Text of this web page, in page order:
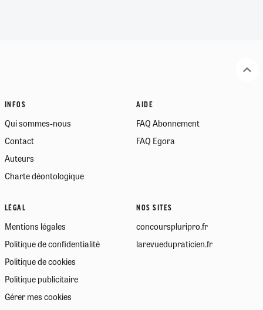
INFOS
Qui sommes-nous
Contact
Auteurs
Charte déontologique
AIDE
FAQ Abonnement
FAQ Egora
LÉGAL
Mentions légales
Politique de confidentialité
Politique de cookies
Politique publicitaire
Gérer mes cookies
NOS SITES
concourspluripro.fr
larevuedupraticien.fr